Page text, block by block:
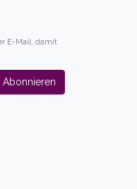
E-Mail, damit
Abonnieren